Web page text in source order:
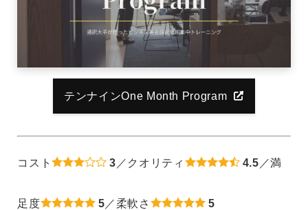
テンナインOne Month Program
コスト 3 ／クオリティ 4.5 ／満
足度 5 ／柔軟さ 5